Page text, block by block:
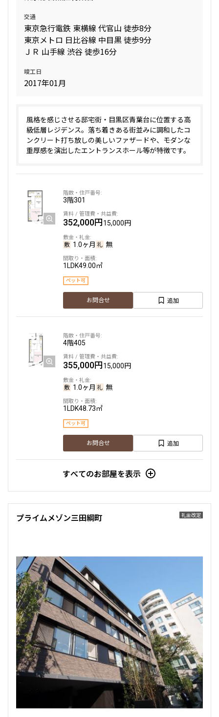
交通
東京急行電鉄 東横線 代官山 徒歩8分
東京メトロ 日比谷線 中目黒 徒歩9分
ＪＲ 山手線 渋谷 徒歩16分
竣工日
2017年01月
風格を感じさせる邸宅街・目黒区青葉台に位置する高
級低層レジデンス。落ち着きある街並みに調和したコ
ンクリート打ち放しの美しいファザードや、モダンな
重厚感を演出したエントランスホール等が特徴です。
3階301
352,000円15,000円
1.0ヶ月 無
1LDK49.00㎡
ペット可
お問合せ 追加
4階405
355,000円15,000円
1.0ヶ月 無
1LDK48.73㎡
ペット可
お問合せ 追加
すべてのお部屋を表示
礼金改定
プライムメゾン三田綱町